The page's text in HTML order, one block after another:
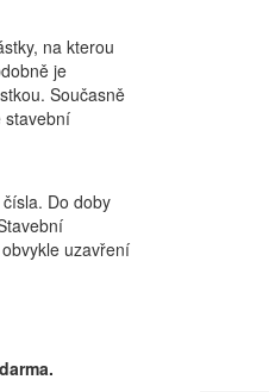
na kterou
je
Současně
stavební
Do doby
uzavření